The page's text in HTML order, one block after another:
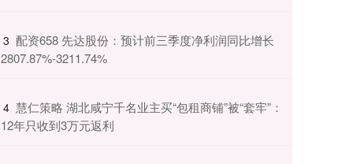
3 ​配资658 先达股份：预计前三季度净利润同比增长
2807.87%-3211.74%
4 ​慧仁策略 湖北咸宁千名业主买“包租商铺”被“套牢”：
12年只收到3万元返利